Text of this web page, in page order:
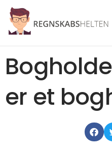
Skip
content
er et